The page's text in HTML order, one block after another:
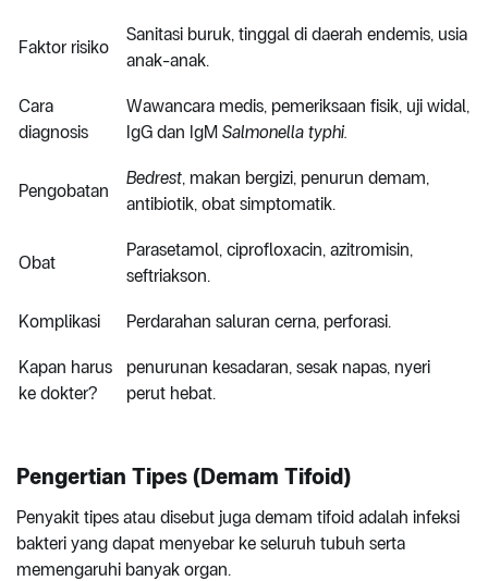
Faktor risiko
Sanitasi buruk, tinggal di daerah endemis, usia
anak-anak.
Cara
diagnosis
Wawancara medis, pemeriksaan fisik, uji widal,
IgG dan IgM Salmonella typhi.
Pengobatan
Bedrest, makan bergizi, penurun demam,
antibiotik, obat simptomatik.
Obat
Parasetamol, ciprofloxacin, azitromisin,
seftriakson.
Komplikasi Perdarahan saluran cerna, perforasi.
Kapan harus
ke dokter?
penurunan kesadaran, sesak napas, nyeri
perut hebat.
Pengertian Tipes (Demam Tifoid)
Penyakit tipes atau disebut juga demam tifoid adalah infeksi
bakteri yang dapat menyebar ke seluruh tubuh serta
memengaruhi banyak organ.